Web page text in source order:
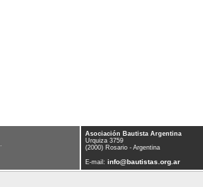
Asociación Bautista Argentina
Urquiza 3759
(2000) Rosario - Argentina
E-mail: info@bautistas.org.ar